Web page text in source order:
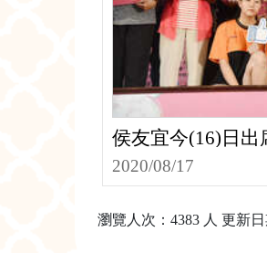
侯友宜今(16)日出
全國好漾爺爺奶奶
2020/08/17
瀏覽人次：4383 人 更新日